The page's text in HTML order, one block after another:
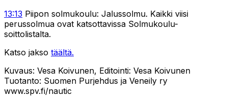
13:13 Piipon solmukoulu: Jalussolmu. Kaikki viisi
perussolmua ovat katsottavissa Solmukoulu-
soittolistalta.
Katso jakso täältä.
Kuvaus: Vesa Koivunen, Editointi: Vesa Koivunen
Tuotanto: Suomen Purjehdus ja Veneily ry
www.spv.fi/nautic